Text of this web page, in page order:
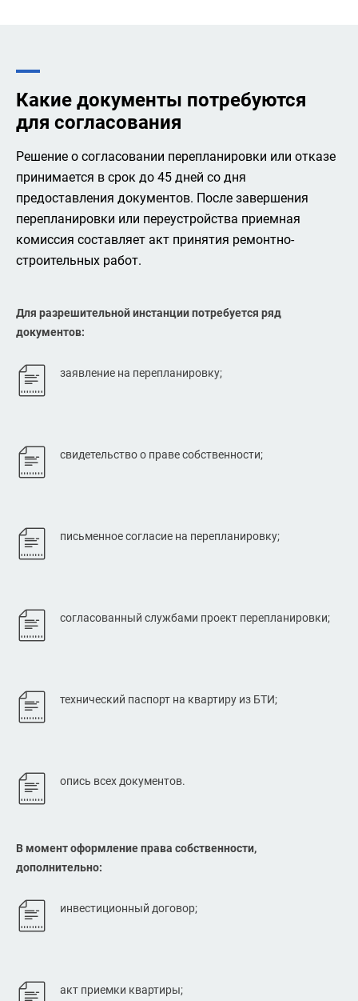
Какие документы потребуются
для согласования
Решение о согласовании перепланировки или отказе
принимается в срок до 45 дней со дня
предоставления документов. После завершения
перепланировки или переустройства приемная
комиссия составляет акт принятия ремонтно-
строительных работ.
Для разрешительной инстанции потребуется ряд
документов:
заявление на перепланировку;
свидетельство о праве собственности;
письменное согласие на перепланировку;
согласованный службами проект перепланировки;
технический паспорт на квартиру из БТИ;
опись всех документов.
В момент оформление права собственности,
дополнительно:
инвестиционный договор;
акт приемки квартиры;